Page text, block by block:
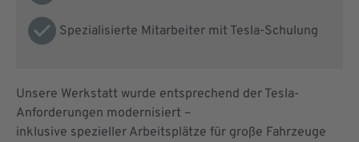
Spezialisierte Mitarbeiter mit Tesla-Schulung
Unsere Werkstatt wurde entsprechend der Tesla-
Anforderungen modernisiert –
inklusive spezieller Arbeitsplätze für große Fahrzeuge